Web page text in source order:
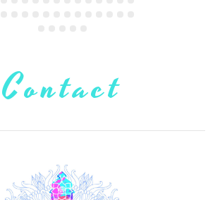
Contact